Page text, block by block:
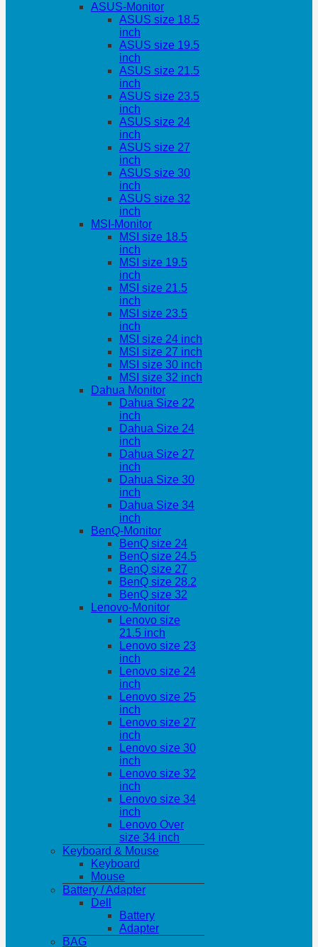
ASUS-Monitor
ASUS size 18.5
inch
ASUS size 19.5
inch
ASUS size 21.5
inch
ASUS size 23.5
inch
ASUS size 24
inch
ASUS size 27
inch
ASUS size 30
inch
ASUS size 32
inch
MSI-Monitor
MSI size 18.5
inch
MSI size 19.5
inch
MSI size 21.5
inch
MSI size 23.5
inch
MSI size 24 inch
MSI size 27 inch
MSI size 30 inch
MSI size 32 inch
Dahua Monitor
Dahua Size 22
inch
Dahua Size 24
inch
Dahua Size 27
inch
Dahua Size 30
inch
Dahua Size 34
inch
BenQ-Monitor
BenQ size 24
BenQ size 24.5
BenQ size 27
BenQ size 28.2
BenQ size 32
Lenovo-Monitor
Lenovo size
21.5 inch
Lenovo size 23
inch
Lenovo size 24
inch
Lenovo size 25
inch
Lenovo size 27
inch
Lenovo size 30
inch
Lenovo size 32
inch
Lenovo size 34
inch
Lenovo Over
size 34 inch
Keyboard & Mouse
Keyboard
Mouse
Battery / Adapter
Dell
Battery
Adapter
BAG